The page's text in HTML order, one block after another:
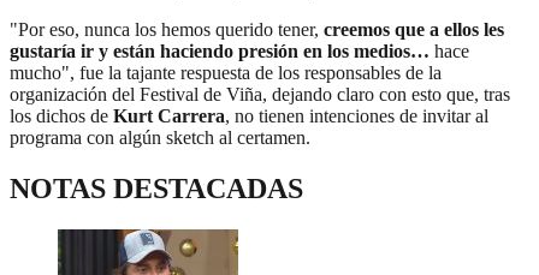
"Por eso, nunca los hemos querido tener, creemos que a ellos les
gustaría ir y están haciendo presión en los medios… hace
mucho", fue la tajante respuesta de los responsables de la
organización del Festival de Viña, dejando claro con esto que, tras
los dichos de Kurt Carrera, no tienen intenciones de invitar al
programa con algún sketch al certamen.
NOTAS DESTACADAS